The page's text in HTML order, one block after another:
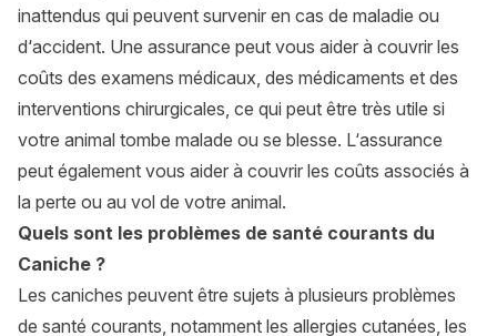
inattendus qui peuvent survenir en cas de maladie ou
d‘accident. Une assurance peut vous aider à couvrir les
coûts des examens médicaux, des médicaments et des
interventions chirurgicales, ce qui peut être très utile si
votre animal tombe malade ou se blesse. L‘assurance
peut également vous aider à couvrir les coûts associés à
la perte ou au vol de votre animal.
Quels sont les problèmes de santé courants du
Caniche ?
Les caniches peuvent être sujets à plusieurs problèmes
de santé courants, notamment les allergies cutanées, les